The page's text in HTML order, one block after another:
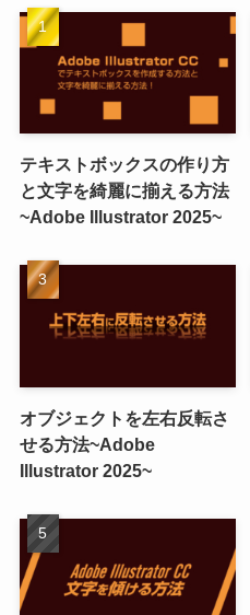
テキストボックスの作り方
と文字を綺麗に揃える方法
~Adobe Illustrator 2025~
オブジェクトを左右反転さ
せる方法~Adobe
Illustrator 2025~